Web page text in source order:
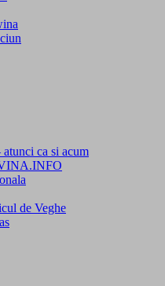
atunci ca si acum
de Veghe